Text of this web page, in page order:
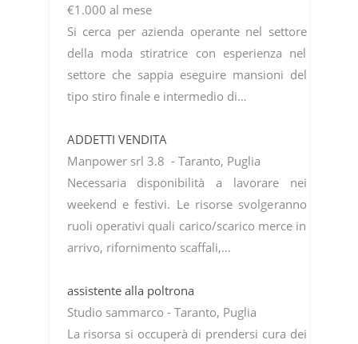
€1.000 al mese
Si cerca per azienda operante nel settore
della moda stiratrice con esperienza nel
settore che sappia eseguire mansioni del
tipo stiro finale e intermedio di…
ADDETTI VENDITA
Manpower srl 3.8 - Taranto, Puglia
Necessaria disponibilità a lavorare nei
weekend e festivi. Le risorse svolgeranno
ruoli operativi quali carico/scarico merce in
arrivo, rifornimento scaffali,…
assistente alla poltrona
Studio sammarco - Taranto, Puglia
La risorsa si occuperà di prendersi cura dei